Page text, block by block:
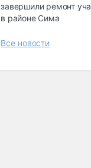
завершили ремонт
в районе Сима
Все новости